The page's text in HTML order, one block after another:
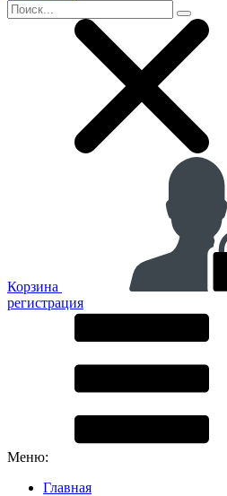
Корзина
регистрация
Меню:
Главная